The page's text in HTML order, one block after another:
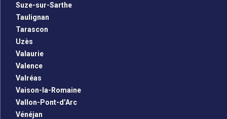
Suze-sur-Sarthe
Taulignan
Tarascon
Uzès
Valaurie
Valence
Valréas
Vaison-la-Romaine
Vallon-Pont-d’Arc
Vénéjan